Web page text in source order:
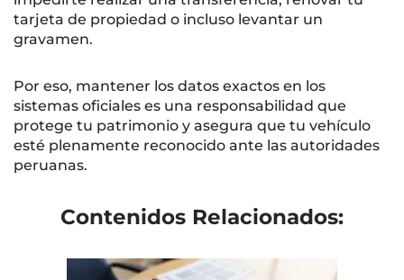
tarjeta de propiedad o incluso levantar un
gravamen.
Por eso, mantener los datos exactos en los
sistemas oficiales es una responsabilidad que
protege tu patrimonio y asegura que tu vehículo
esté plenamente reconocido ante las autoridades
peruanas.
Contenidos Relacionados: